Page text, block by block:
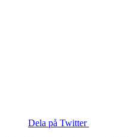
Dela på Twitter